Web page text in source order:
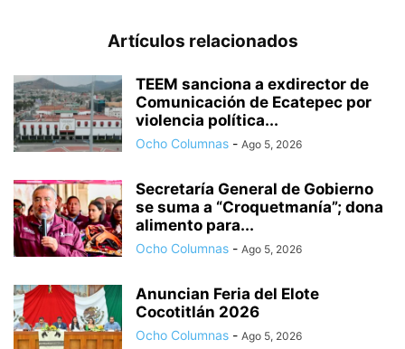
Artículos relacionados
TEEM sanciona a exdirector de
Comunicación de Ecatepec por
violencia política...
Ocho Columnas - Ago 5, 2026
Secretaría General de Gobierno
se suma a “Croquetmanía”; dona
alimento para...
Ocho Columnas - Ago 5, 2026
Anuncian Feria del Elote
Cocotitlán 2026
Ocho Columnas - Ago 5, 2026